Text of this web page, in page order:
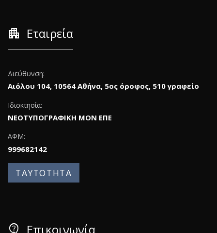
apartment Εταιρεία
Διεύθυνση:
Αιόλου 104, 10564 Αθήνα, 5ος όροφος, 510 γραφείο
Ιδιοκτησία:
ΝΕΟΤΥΠΟΓΡΑΦΙΚΗ ΜΟΝ ΕΠΕ
ΑΦΜ:
999682142
ΤΑΥΤΟΤΗΤΑ
contact_support Επικοινωνία